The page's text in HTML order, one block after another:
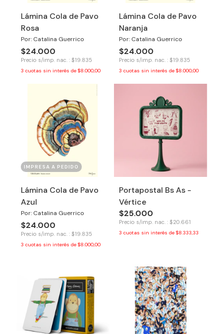
Lámina Cola de Pavo
Rosa
Por: Catalina Guerrico
$24.000
Precio s/imp. nac. : $19.835
3 cuotas sin interés de $8.000,00
Lámina Cola de Pavo
Naranja
Por: Catalina Guerrico
$24.000
Precio s/imp. nac. : $19.835
3 cuotas sin interés de $8.000,00
IMPRESA A PEDIDO
Lámina Cola de Pavo
Azul
Por: Catalina Guerrico
$24.000
Precio s/imp. nac. : $19.835
3 cuotas sin interés de $8.000,00
Portapostal Bs As -
Vértice
$25.000
Precio s/imp. nac. : $20.661
3 cuotas sin interés de $8.333,33